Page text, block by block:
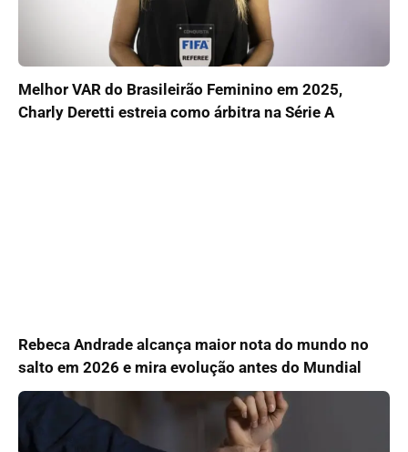
Melhor VAR do Brasileirão Feminino em 2025,
Charly Deretti estreia como árbitra na Série A
Rebeca Andrade alcança maior nota do mundo no
salto em 2026 e mira evolução antes do Mundial